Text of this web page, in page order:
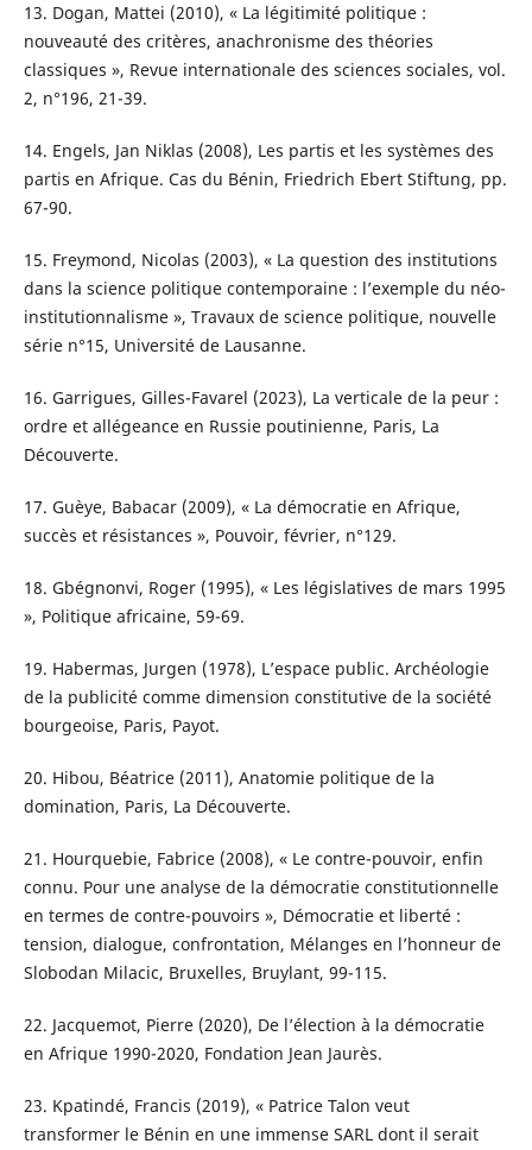
13. Dogan, Mattei (2010), « La légitimité politique :
nouveauté des critères, anachronisme des théories
classiques », Revue internationale des sciences sociales, vol.
2, n°196, 21-39.
14. Engels, Jan Niklas (2008), Les partis et les systèmes des
partis en Afrique. Cas du Bénin, Friedrich Ebert Stiftung, pp.
67-90.
15. Freymond, Nicolas (2003), « La question des institutions
dans la science politique contemporaine : l’exemple du néo-
institutionnalisme », Travaux de science politique, nouvelle
série n°15, Université de Lausanne.
16. Garrigues, Gilles-Favarel (2023), La verticale de la peur :
ordre et allégeance en Russie poutinienne, Paris, La
Découverte.
17. Guèye, Babacar (2009), « La démocratie en Afrique,
succès et résistances », Pouvoir, février, n°129.
18. Gbégnonvi, Roger (1995), « Les législatives de mars 1995
», Politique africaine, 59-69.
19. Habermas, Jurgen (1978), L’espace public. Archéologie
de la publicité comme dimension constitutive de la société
bourgeoise, Paris, Payot.
20. Hibou, Béatrice (2011), Anatomie politique de la
domination, Paris, La Découverte.
21. Hourquebie, Fabrice (2008), « Le contre-pouvoir, enfin
connu. Pour une analyse de la démocratie constitutionnelle
en termes de contre-pouvoirs », Démocratie et liberté :
tension, dialogue, confrontation, Mélanges en l’honneur de
Slobodan Milacic, Bruxelles, Bruylant, 99-115.
22. Jacquemot, Pierre (2020), De l’élection à la démocratie
en Afrique 1990-2020, Fondation Jean Jaurès.
23. Kpatindé, Francis (2019), « Patrice Talon veut
transformer le Bénin en une immense SARL dont il serait